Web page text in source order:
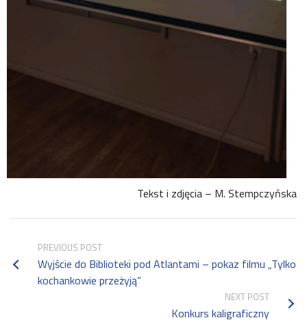
Tekst i zdjęcia – M. Stempczyńska
PREVIOUS POST
Wyjście do Biblioteki pod Atlantami – pokaz filmu „Tylko
kochankowie przeżyją”
NEXT POST
Konkurs kaligraficzny